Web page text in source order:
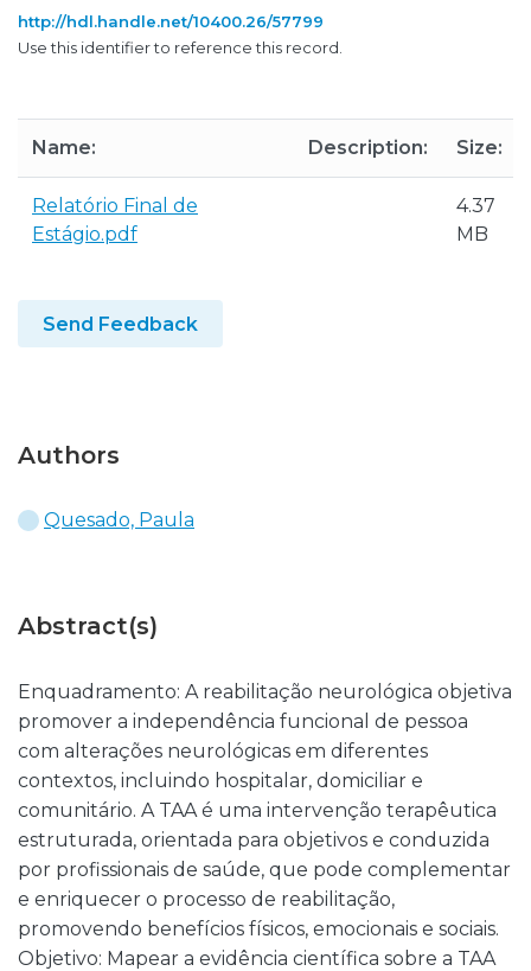
http://hdl.handle.net/10400.26/57799
Use this identifier to reference this record.
Name: Description: Size:
Relatório Final de
Estágio.pdf
4.37
MB
Send Feedback
Authors
Quesado, Paula
Abstract(s)
Enquadramento: A reabilitação neurológica objetiva
promover a independência funcional de pessoa
com alterações neurológicas em diferentes
contextos, incluindo hospitalar, domiciliar e
comunitário. A TAA é uma intervenção terapêutica
estruturada, orientada para objetivos e conduzida
por profissionais de saúde, que pode complementar
e enriquecer o processo de reabilitação,
promovendo benefícios físicos, emocionais e sociais.
Objetivo: Mapear a evidência científica sobre a TAA